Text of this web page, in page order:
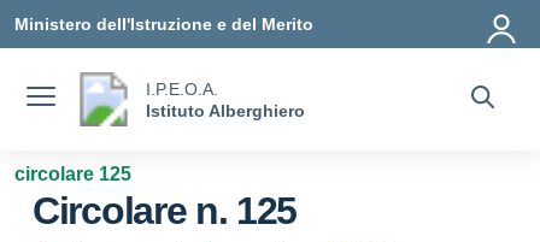
Ministero dell'Istruzione e del Merito
I.P.E.O.A.
Istituto Alberghiero
circolare 125
Circolare n. 125